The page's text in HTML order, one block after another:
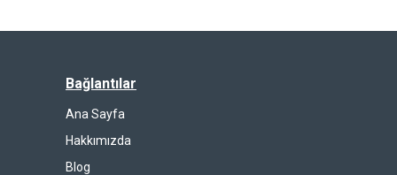
Bağlantılar
Ana Sayfa
Hakkımızda
Blog